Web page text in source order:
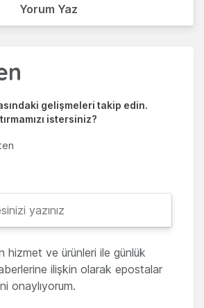
Yorum Yaz
gelişmeleri takip edin.
istersiniz?
hizmet ve ürünleri ile günlük
ilişkin olarak epostalar
onaylıyorum.